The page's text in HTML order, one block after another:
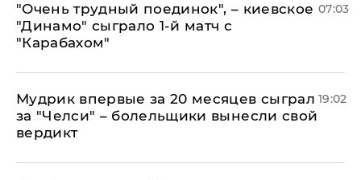
"Очень трудный поединок", – киевское
"Динамо" сыграло 1-й матч с
"Карабахом"
07:03
Мудрик впервые за 20 месяцев сыграл
за "Челси" – болельщики вынесли свой
вердикт
19:02